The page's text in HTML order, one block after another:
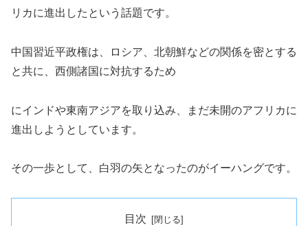
リカに進出したという話題です。
中国習近平政権は、ロシア、北朝鮮などの関係を密とする
と共に、西側諸国に対抗するため
にインドや東南アジアを取り込み、まだ未開のアフリカに
進出しようとしています。
その一歩として、白羽の矢となったのがイーハングです。
目次